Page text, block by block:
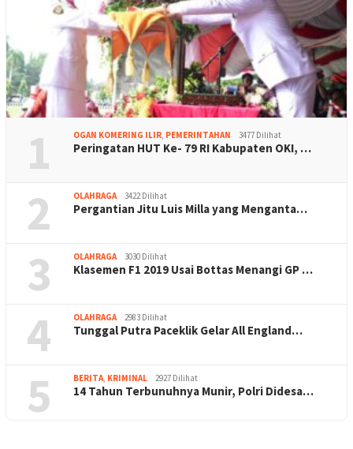
1 OGAN KOMERING ILIR PEMERINTAHAN 3477 Dilihat
Peringatan HUT Ke- 79 RI Kabupaten OKI, …
2 OLAHRAGA 3422 Dilihat
Pergantian Jitu Luis Milla yang Menganta…
3 OLAHRAGA 3030 Dilihat
Klasemen F1 2019 Usai Bottas Menangi GP …
4 OLAHRAGA 2983 Dilihat
Tunggal Putra Paceklik Gelar All England…
5 BERITA KRIMINAL 2927 Dilihat
14 Tahun Terbunuhnya Munir, Polri Didesa…